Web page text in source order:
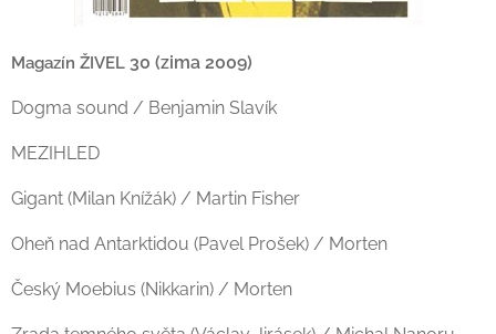
Magazín ŽIVEL 30 (zima 2009)
Dogma sound / Benjamin Slavík
MEZIHLED
Gigant (Milan Knížák) / Martin Fisher
Oheň nad Antarktidou (Pavel Prošek) / Morten
Český Moebius (Nikkarin) / Morten